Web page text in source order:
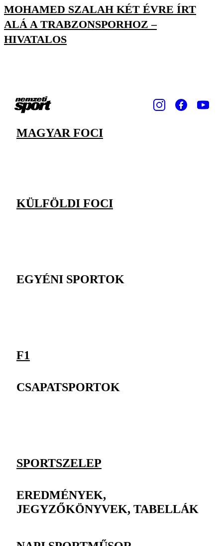
MOHAMED SZALAH KÉT ÉVRE ÍRT
ALÁ A TRABZONSPORHOZ –
HIVATALOS
MAGYAR FOCI
KÜLFÖLDI FOCI
EGYÉNI SPORTOK
F1
CSAPATSPORTOK
SPORTSZELEP
EREDMÉNYEK,
JEGYZŐKÖNYVEK, TABELLÁK